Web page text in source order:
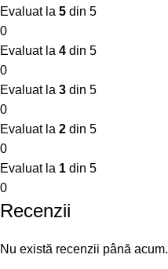
Evaluat la 5 din 5
0
Evaluat la 4 din 5
0
Evaluat la 3 din 5
0
Evaluat la 2 din 5
0
Evaluat la 1 din 5
0
Recenzii
Nu există recenzii până acum.